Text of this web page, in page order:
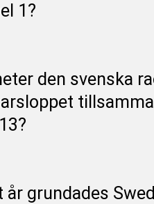
1?
den svenska
år grundades